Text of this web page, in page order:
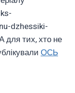
dzhessiki-
для тих, хто не
ОСЬ